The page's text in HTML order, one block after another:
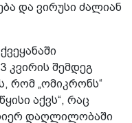
და ვირუსი ძალიან
კვირის შემდეგ
რომ „ომიკრონს“
აქვს“, რაც
დაღლილობაში